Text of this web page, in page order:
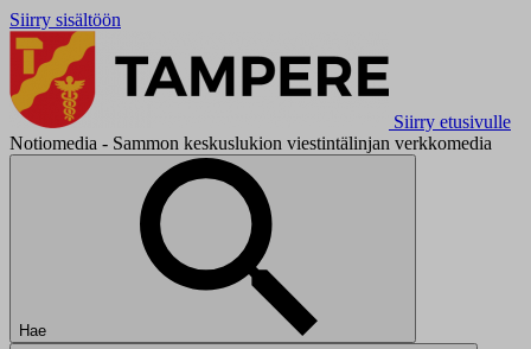
Siirry sisältöön
Siirry etusivulle
Notiomedia - Sammon keskuslukion viestintälinjan verkkomedia
Hae